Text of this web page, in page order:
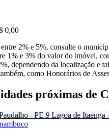
0,00
2% e 5%, consulte o
1% e 3% do valor do imóvel,
dependendo da localização e
como Honorários de
próximas de
- PE 9 Lagoa de Itaenga